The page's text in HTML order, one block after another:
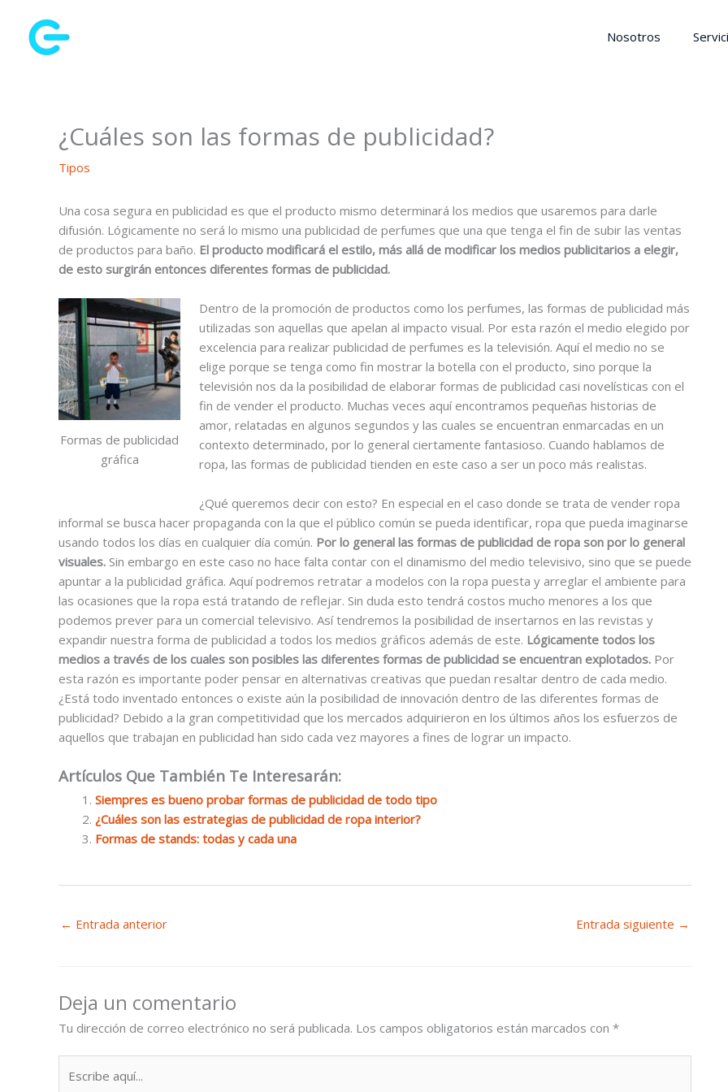
contenido
Nosotros
¿Cuáles son las formas de publicidad?
Tipos
Una cosa segura en publicidad es que el producto mismo determinará los medios que usaremos para darle
difusión. Lógicamente no será lo mismo una publicidad de perfumes que una que tenga el fin de subir las ventas
de productos para baño. El producto modificará el estilo, más allá de modificar los medios publicitarios a elegir,
de esto surgirán entonces diferentes formas de publicidad.
Formas de publicidad
gráfica
Dentro de la promoción de productos como los perfumes, las formas de publicidad más
utilizadas son aquellas que apelan al impacto visual. Por esta razón el medio elegido por
excelencia para realizar publicidad de perfumes es la televisión. Aquí el medio no se
elige porque se tenga como fin mostrar la botella con el producto, sino porque la
televisión nos da la posibilidad de elaborar formas de publicidad casi novelísticas con el
fin de vender el producto. Muchas veces aquí encontramos pequeñas historias de
amor, relatadas en algunos segundos y las cuales se encuentran enmarcadas en un
contexto determinado, por lo general ciertamente fantasioso. Cuando hablamos de
ropa, las formas de publicidad tienden en este caso a ser un poco más realistas.
¿Qué queremos decir con esto? En especial en el caso donde se trata de vender ropa
informal se busca hacer propaganda con la que el público común se pueda identificar, ropa que pueda imaginarse
usando todos los días en cualquier día común. Por lo general las formas de publicidad de ropa son por lo general
visuales. Sin embargo en este caso no hace falta contar con el dinamismo del medio televisivo, sino que se puede
apuntar a la publicidad gráfica. Aquí podremos retratar a modelos con la ropa puesta y arreglar el ambiente para
las ocasiones que la ropa está tratando de reflejar. Sin duda esto tendrá costos mucho menores a los que
podemos prever para un comercial televisivo. Así tendremos la posibilidad de insertarnos en las revistas y
expandir nuestra forma de publicidad a todos los medios gráficos además de este. Lógicamente todos los
medios a través de los cuales son posibles las diferentes formas de publicidad se encuentran explotados. Por
esta razón es importante poder pensar en alternativas creativas que puedan resaltar dentro de cada medio.
¿Está todo inventado entonces o existe aún la posibilidad de innovación dentro de las diferentes formas de
publicidad? Debido a la gran competitividad que los mercados adquirieron en los últimos años los esfuerzos de
aquellos que trabajan en publicidad han sido cada vez mayores a fines de lograr un impacto.
Artículos Que También Te Interesarán:
Siempres es bueno probar formas de publicidad de todo tipo
¿Cuáles son las estrategias de publicidad de ropa interior?
Formas de stands: todas y cada una
← Entrada anterior Entrada siguiente →
Deja un comentario
Tu dirección de correo electrónico no será publicada. Los campos obligatorios están marcados con *
aquí...